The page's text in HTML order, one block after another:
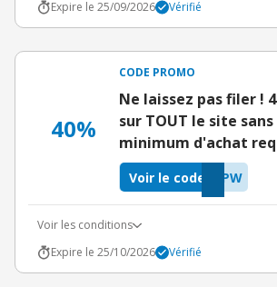
Expire le 25/09/2026
Vérifié
40%
CODE PROMO
Ne laissez pas filer !
sur TOUT le site
minimum d'achat
SPW
Voir le code
Voir les conditions
Expire le 25/10/2026
Vérifié